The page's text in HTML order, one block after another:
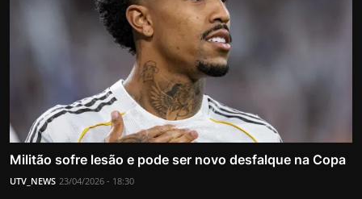
Militão sofre lesão e pode ser novo desfalque na Copa
UTV_NEWS 23/04/2026 - 18:30